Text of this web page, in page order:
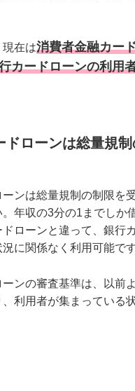
現在は消費者金融カー
カードローンの利用
ドローンは総量規
ンは総量規制の制限を
。年収の3分の1までしか
ローンと違って、銀行
に関係なく利用可能です
ンの審査基準は、以前
利用者が集まっている